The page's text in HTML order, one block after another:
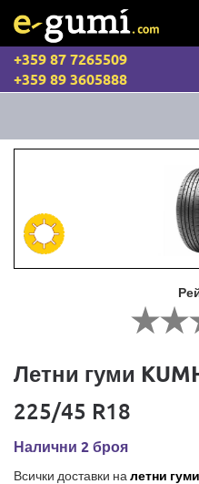
+359 87 7265509
+359 89 3605888
Летни гуми
225/45 R18
Налични 2 броя
Всички доставки на летни гуми